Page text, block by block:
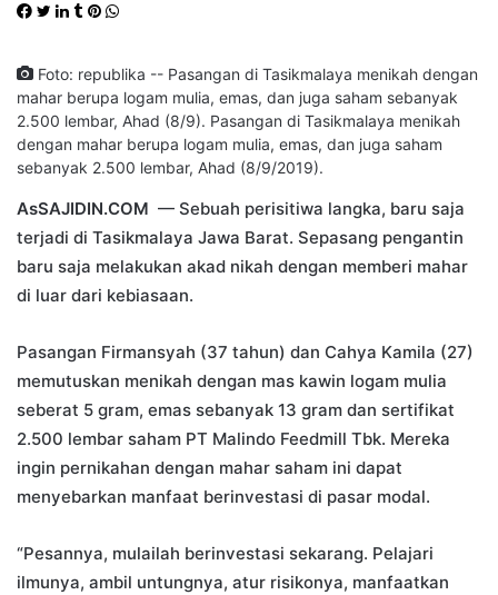
Facebook
Twitter
LinkedIn
TumblrPinterest
WhatsApp
Foto: republika -- Pasangan di Tasikmalaya menikah dengan
mahar berupa logam mulia, emas, dan juga saham sebanyak
2.500 lembar, Ahad (8/9). Pasangan di Tasikmalaya menikah
dengan mahar berupa logam mulia, emas, dan juga saham
sebanyak 2.500 lembar, Ahad (8/9/2019).
AsSAJIDIN.COM — Sebuah perisitiwa langka, baru saja
terjadi di Tasikmalaya Jawa Barat. Sepasang pengantin
baru saja melakukan akad nikah dengan memberi mahar
di luar dari kebiasaan.
Pasangan Firmansyah (37 tahun) dan Cahya Kamila (27)
memutuskan menikah dengan mas kawin logam mulia
seberat 5 gram, emas sebanyak 13 gram dan sertifikat
2.500 lembar saham PT Malindo Feedmill Tbk. Mereka
ingin pernikahan dengan mahar saham ini dapat
menyebarkan manfaat berinvestasi di pasar modal.
“Pesannya, mulailah berinvestasi sekarang. Pelajari
ilmunya, ambil untungnya, atur risikonya, manfaatkan